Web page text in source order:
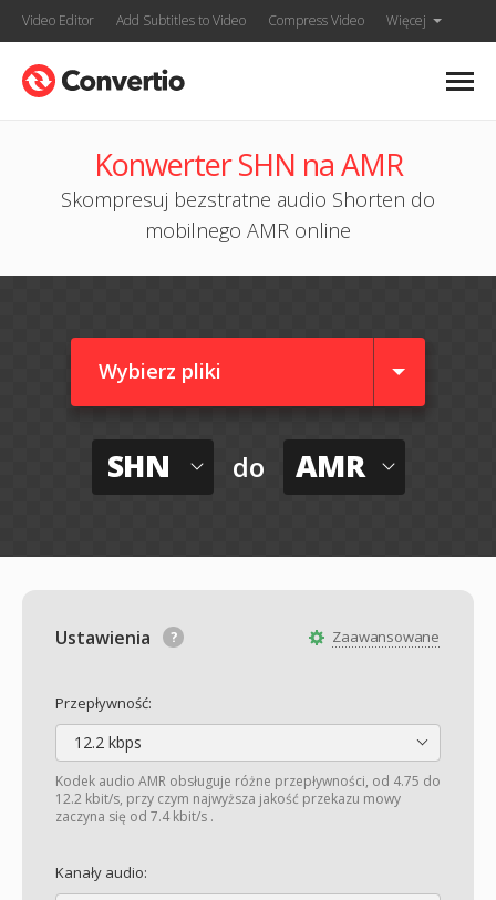
Video Editor Add Subtitles to Video Compress Video Więcej
Konwerter SHN na AMR
Skompresuj bezstratne audio Shorten do
mobilnego AMR online
Wybierz pliki
SHN do AMR
Zaawansowane
Ustawienia
Przepływność:
12.2 kbps
Kodek audio AMR obsługuje różne przepływności, od 4.75 do
12.2 kbit/s, przy czym najwyższa jakość przekazu mowy
zaczyna się od 7.4 kbit/s .
Kanały audio: